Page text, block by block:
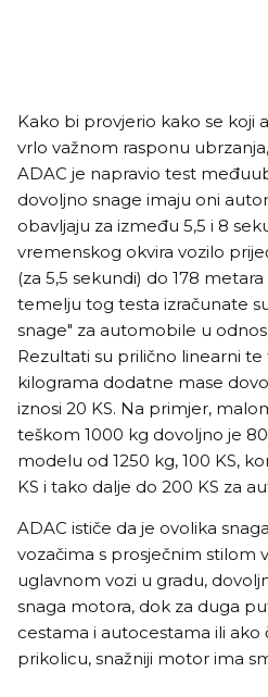
Kako bi provjerio kako se koji
vrlo važnom rasponu
ADAC je napravio test
dovoljno snage imaju oni
obavljaju za između 5,5 i 8
vremenskog okvira vozilo
(za 5,5 sekundi) do 178
temelju tog testa izračunate
snage" za automobile u
Rezultati su prilično linearni te
kilograma dodatne mase
iznosi 20 KS. Na primjer,
teškom 1000 kg dovoljno je
modelu od 1250 kg, 100 KS,
KS i tako dalje do 200 KS za
ADAC ističe da je ovolika
vozačima s prosječnim stilom
uglavnom vozi u gradu,
snaga motora, dok za duga
cestama i autocestama ili ako
prikolicu, snažniji motor ima